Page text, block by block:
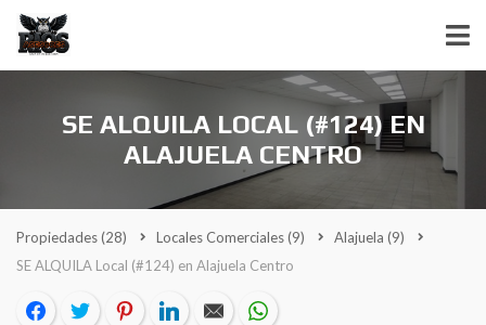
SE ALQUILA LOCAL (#124) EN
ALAJUELA CENTRO
Propiedades(28) Locales Comerciales(9) Alajuela (9)
SE ALQUILA Local (#124) en Alajuela Centro